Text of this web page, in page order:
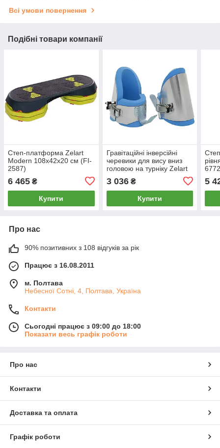
Всі умови повернення
Подібні товари компанії
Степ-платформа Zelart
Modern 108х42х20 см (FI-
2587)
6 465 ₴
Купити
Гравітаційні інверсійні
черевики для вису вниз
головою на турніку Zelart
3 036₴
Купити
5
Про нас
90% позитивних з 108 відгуків за рік
Працює з 16.08.2011
м. Полтава
Небесної Сотні, 4, Полтава, Україна
Контакти
Сьогодні працює з 09:00 до 18:00
Показати весь графік роботи
Про нас
Контакти
Доставка та оплата
Графік роботи